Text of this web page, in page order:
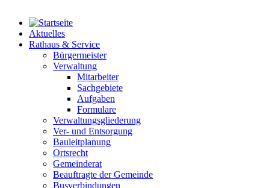
Aktuelles
Rathaus & Service
Bürgermeister
Verwaltung
Mitarbeiter
Sachgebiete
Aufgaben
Formulare
Verwaltungsgliederung
Ver- und Entsorgung
Bauleitplanung
Ortsrecht
Gemeinderat
Beauftragte der Gemeinde
Busverbindungen